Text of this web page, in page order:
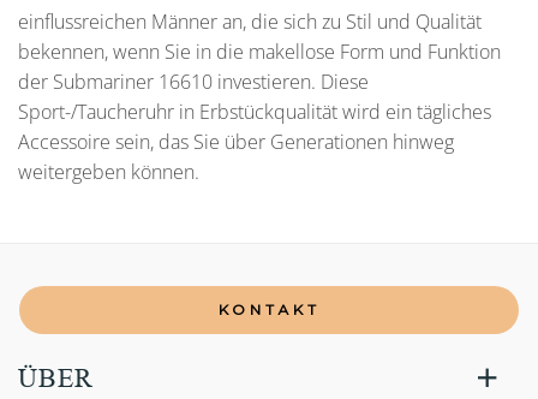
einflussreichen Männer an, die sich zu Stil und Qualität
bekennen, wenn Sie in die makellose Form und Funktion
der Submariner 16610 investieren. Diese
Sport-/Taucheruhr in Erbstückqualität wird ein tägliches
Accessoire sein, das Sie über Generationen hinweg
weitergeben können.
KONTAKT
ÜBER